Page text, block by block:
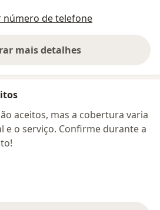
número de telefone
mais detalhes
sobre o endereço
aceitos, mas a cobertura varia
e o serviço. Confirme durante a